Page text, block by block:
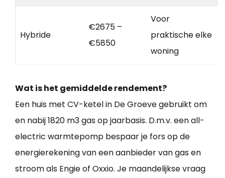
Hybride
€2675 –
€5850
Voor
praktische elke
woning
Wat is het gemiddelde rendement?
Een huis met CV-ketel in De Groeve gebruikt om
en nabij 1820 m3 gas op jaarbasis. D.m.v. een all-
electric warmtepomp bespaar je fors op de
energierekening van een aanbieder van gas en
stroom als Engie of Oxxio. Je maandelijkse vraag